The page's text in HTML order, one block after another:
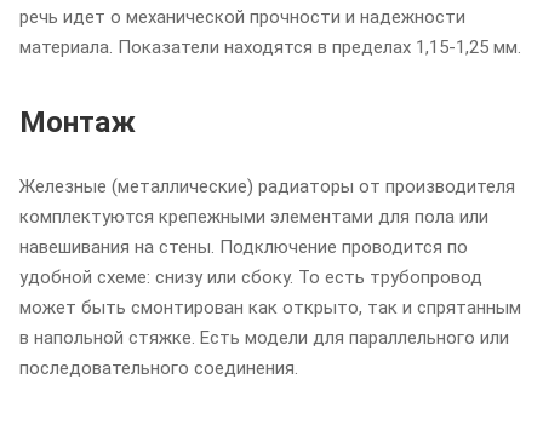
речь идет о механической прочности и надежности
материала. Показатели находятся в пределах 1,15-1,25 мм.
Монтаж
Железные (металлические) радиаторы от производителя
комплектуются крепежными элементами для пола или
навешивания на стены. Подключение проводится по
удобной схеме: снизу или сбоку. То есть трубопровод
может быть смонтирован как открыто, так и спрятанным
в напольной стяжке. Есть модели для параллельного или
последовательного соединения.